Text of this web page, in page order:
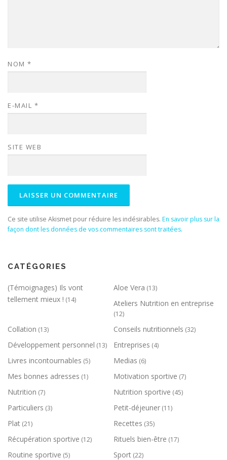
NOM *
E-MAIL *
SITE WEB
Ce site utilise Akismet pour réduire les indésirables. En savoir plus sur la
façon dont les données de vos commentaires sont traitées.
CATÉGORIES
(Témoignages) Ils vont
tellement mieux ! (14)
Aloe Vera (13)
Ateliers Nutrition en entreprise
(12)
Collation (13) Conseils nutritionnels (32)
Développement personnel (13) Entreprises (4)
Livres incontournables (5) Medias (6)
Mes bonnes adresses (1) Motivation sportive (7)
Nutrition (7) Nutrition sportive (45)
Particuliers (3) Petit-déjeuner (11)
Plat (21) Recettes (35)
Récupération sportive (12) Rituels bien-être (17)
Routine sportive (5) Sport (22)